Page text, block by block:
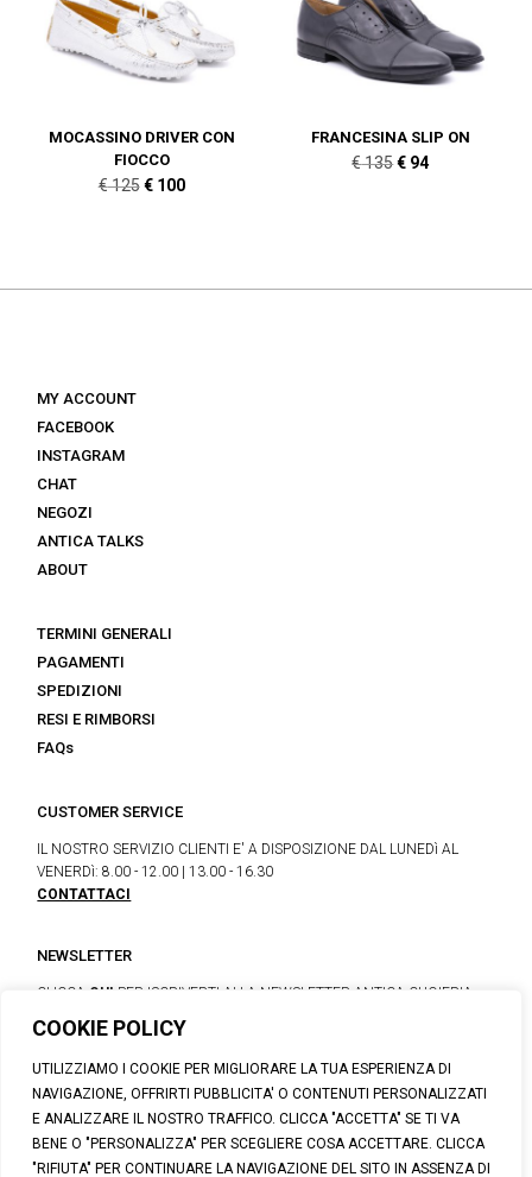
COOKIE POLICY
UTILIZZIAMO I COOKIE PER MIGLIORARE LA TUA ESPERIENZA DI
NAVIGAZIONE, OFFRIRTI PUBBLICITA' O CONTENUTI PERSONALIZZATI
E ANALIZZARE IL NOSTRO TRAFFICO. CLICCA "ACCETTA" SE TI VA
BENE O "PERSONALIZZA" PER SCEGLIERE COSA ACCETTARE. CLICCA
"RIFIUTA" PER CONTINUARE LA NAVIGAZIONE DEL SITO IN ASSENZA DI
€ 165.€ 115.
€ 159.
MOCASSINO DRIVER CON
FIOCCO
€125 Il
€100Il
FRANCESINA SLIP ON
€135Il
€ 94Il
MY ACCOUNT
FACEBOOK
INSTAGRAM
CHAT
NEGOZI
ANTICA TALKS
ABOUT
TERMINI GENERALI
PAGAMENTI
SPEDIZIONI
RESI E RIMBORSI
FAQs
CUSTOMER SERVICE
IL NOSTRO SERVIZIO CLIENTI E' A DISPOSIZIONE DAL LUNEDì AL
VENERDì: 8.00 - 12.00 | 13.00 - 16.30
CONTATTACI
NEWSLETTER
CLICCA QUI PER ISCRIVERTI ALLA NEWSLETTER ANTICA CUOIERIA
© 2026 CALZATURIFICIO F.LLI SOLDINI
VIA VITTORIO VENETO, 32 - CAPOLONA 52010 (AR)
P.IVA: IT00100020510 | REA: AR-19984 | C. SOCIALE: € 1,170,800.00
I.V.